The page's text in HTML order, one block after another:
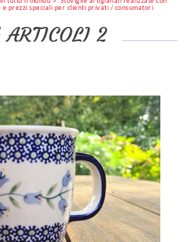
prezzi speciali per clienti privati / consumatori
ARTICOLI 2